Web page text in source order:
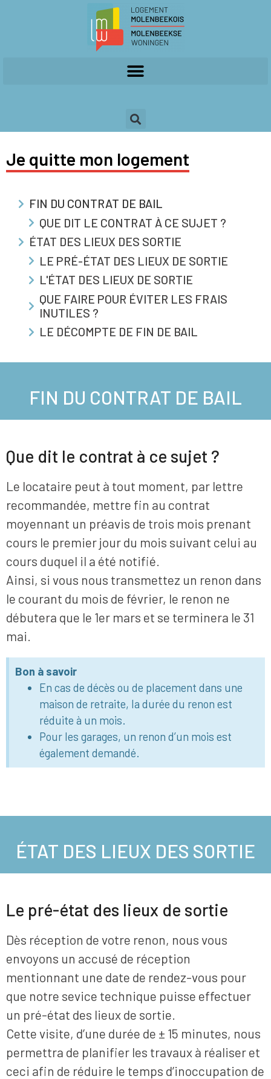
Je quitte mon logement
FIN DU CONTRAT DE BAIL
QUE DIT LE CONTRAT À CE SUJET ?
ÉTAT DES LIEUX DES SORTIE
LE PRÉ-ÉTAT DES LIEUX DE SORTIE
L'ÉTAT DES LIEUX DE SORTIE
QUE FAIRE POUR ÉVITER LES FRAIS
INUTILES ?
LE DÉCOMPTE DE FIN DE BAIL
FIN DU CONTRAT DE BAIL
Que dit le contrat à ce sujet ?
Le locataire peut à tout moment, par lettre
recommandée, mettre fin au contrat
moyennant un préavis de trois mois prenant
cours le premier jour du mois suivant celui au
cours duquel il a été notifié.
Ainsi, si vous nous transmettez un renon dans
le courant du mois de février, le renon ne
débutera que le 1er mars et se terminera le 31
mai.
Bon à savoir
En cas de décès ou de placement dans une
maison de retraite, la durée du renon est
réduite à un mois.
Pour les garages, un renon d’un mois est
également demandé.
ÉTAT DES LIEUX DES SORTIE
Le pré-état des lieux de sortie
Dès réception de votre renon, nous vous
envoyons un accusé de réception
mentionnant une date de rendez-vous pour
que notre sevice technique puisse effectuer
un pré-état des lieux de sortie.
Cette visite, d’une durée de ± 15 minutes, nous
permettra de planifier les travaux à réaliser et
ceci afin de réduire le temps d’inoccupation de